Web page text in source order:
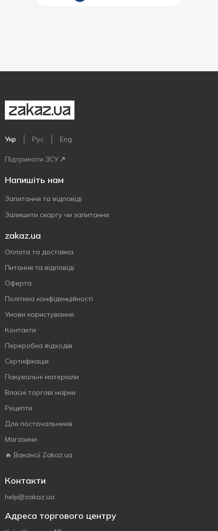
Укр Рус Eng
Підтримати ЗСУ
Напишіть нам
Запитання та відповіді
Залишити скаргу чи запитання
zakaz.ua
Оплата та доставка
Питання та відповіді
Оферта
Політика конфіденційності
Умови користування
Контакти
Переробка відходів
Сертифiкацiя
Пакувальні матеріали
Власнi торговi марки
Рецепти
Для постачальників
Магазини
🔥 Вакансії Zakaz.ua
Контакти
help@zakaz.ua
Адреса торгового центру